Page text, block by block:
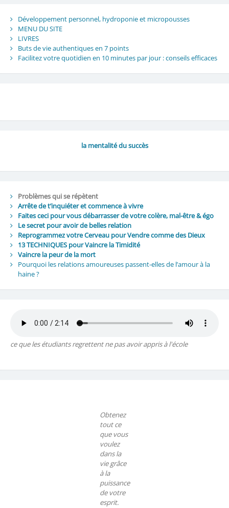
Développement personnel, hydroponie et micropousses
MENU DU SITE
LIVRES
Buts de vie authentiques en 7 points
Facilitez votre quotidien en 10 minutes par jour : conseils efficaces
la mentalité du succès
Problèmes qui se répètent
Arrête de t’inquiéter et commence à vivre
Faites ceci pour vous débarrasser de votre colère, mal-être & égo
Le secret pour avoir de belles relation
Reprogrammez votre Cerveau pour Vendre comme des Dieux
13 TECHNIQUES pour Vaincre la Timidité
Vaincre la peur de la mort
Pourquoi les relations amoureuses passent-elles de l’amour à la
haine ?
ce que les étudiants regrettent ne pas avoir appris à l'école
Obtenez
tout ce
que vous
voulez
dans la
vie grâce
à la
puissance
de votre
esprit.